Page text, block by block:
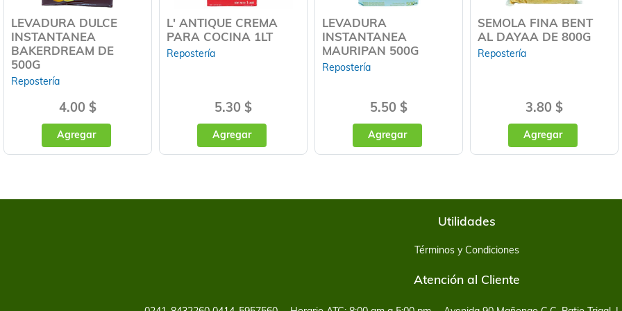
LEVADURA DULCE
INSTANTANEA
BAKERDREAM DE
500G
Repostería
4.00 $
Agregar
L' ANTIQUE CREMA
PARA COCINA 1LT
Repostería
5.30 $
Agregar
LEVADURA
INSTANTANEA
MAURIPAN 500G
Repostería
5.50 $
Agregar
SEMOLA FINA BENT
AL DAYAA DE 800G
Repostería
3.80 $
Agregar
Utilidades
Términos y Condiciones
Atención al Cliente